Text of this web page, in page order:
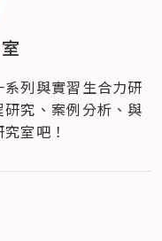
列與實習生合力研
究、案例分析、與
室吧！